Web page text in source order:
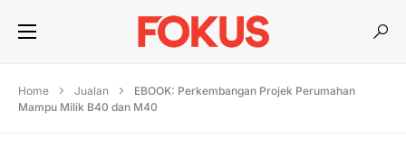
Home Jualan
EBOOK: Perkembangan Projek Perumahan
Mampu Milik B40 dan M40